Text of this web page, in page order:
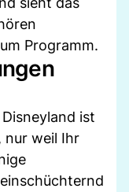
Programm.
ist
nur weil Ihr